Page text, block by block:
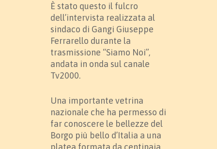
È stato questo il fulcro
dell’intervista realizzata al
sindaco di Gangi Giuseppe
Ferrarello durante la
trasmissione “Siamo Noi”,
andata in onda sul canale
Tv2000.
Una importante vetrina
nazionale che ha permesso di
far conoscere le bellezze del
Borgo più bello d’Italia a una
platea formata da centinaia